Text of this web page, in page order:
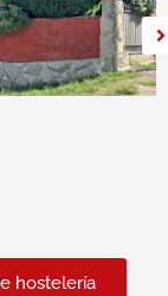
hostelería